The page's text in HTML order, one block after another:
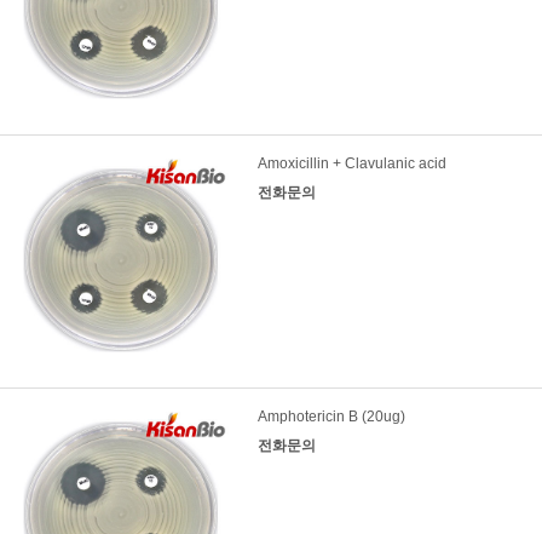
Amoxicillin + Clavulanic acid
전화문의
Amphotericin B (20ug)
전화문의